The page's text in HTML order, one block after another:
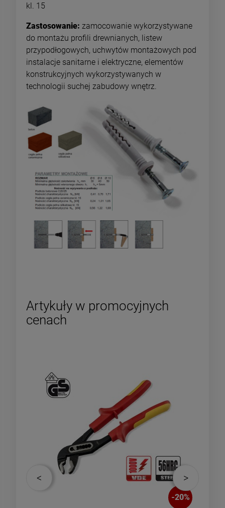
kl. 15
Zastosowanie: zamocowanie wykorzystywane
do montażu profili drewnianych, listew
przypodłogowych, uchwytów montażowych pod
instalacje sanitarne i elektryczne, elementów
konstrukcyjnych wykorzystywanych w
technologii suchej zabudowy wnętrz.
Artykuły w promocyjnych
cenach
-20%